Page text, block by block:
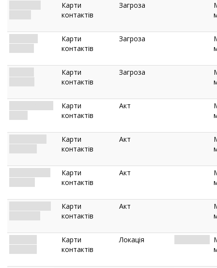
Карти
контактів
Загроза
Карти
контактів
Загроза
Карти
контактів
Загроза
Карти
контактів
Акт
Карти
контактів
Акт
Карти
контактів
Акт
Карти
контактів
Акт
Карти
контактів
Локація